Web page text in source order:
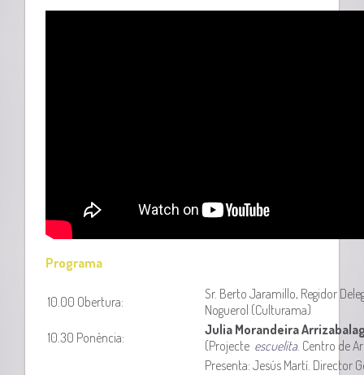
Programa
10.00 Obertura:
Sr. Berto Jaramillo, Regidor
Noguerol (Culturama)
10.30 Ponència:
Julia Morandeira
(Projecte escuelita. Centro de
Presenta: Jesús Martí. Director